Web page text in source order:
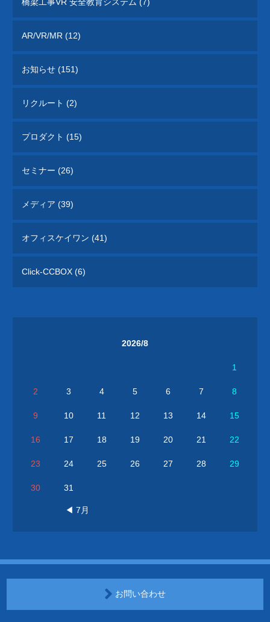
橋梁工事VR 安全教育システム (7)
AR/VR/MR (12)
お知らせ (151)
リクルート (2)
プロダクト (15)
セミナー (26)
メディア (39)
オフィスケイワン (41)
Click-CCBOX (6)
2026/8
1
2 3 4 5 6 7 8
9 10 11 12 13 14 15
16 17 18 19 20 21 22
23 24 25 26 27 28 29
30 31
◀ 7月
お問い合わせ